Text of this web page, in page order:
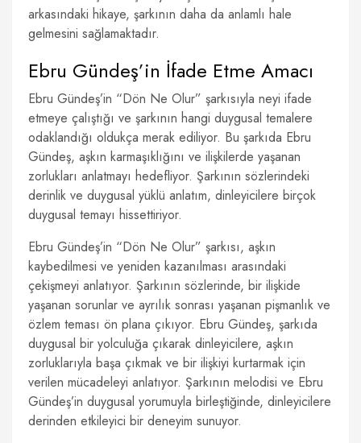
arkasındaki hikaye, şarkının daha da anlamlı hale
gelmesini sağlamaktadır.
Ebru Gündeş’in İfade Etme Amacı
Ebru Gündeş’in “Dön Ne Olur” şarkısıyla neyi ifade
etmeye çalıştığı ve şarkının hangi duygusal temalere
odaklandığı oldukça merak ediliyor. Bu şarkıda Ebru
Gündeş, aşkın karmaşıklığını ve ilişkilerde yaşanan
zorlukları anlatmayı hedefliyor. Şarkının sözlerindeki
derinlik ve duygusal yüklü anlatım, dinleyicilere birçok
duygusal temayı hissettiriyor.
Ebru Gündeş’in “Dön Ne Olur” şarkısı, aşkın
kaybedilmesi ve yeniden kazanılması arasındaki
çekişmeyi anlatıyor. Şarkının sözlerinde, bir ilişkide
yaşanan sorunlar ve ayrılık sonrası yaşanan pişmanlık ve
özlem teması ön plana çıkıyor. Ebru Gündeş, şarkıda
duygusal bir yolculuğa çıkarak dinleyicilere, aşkın
zorluklarıyla başa çıkmak ve bir ilişkiyi kurtarmak için
verilen mücadeleyi anlatıyor. Şarkının melodisi ve Ebru
Gündeş’in duygusal yorumuyla birleştiğinde, dinleyicilere
derinden etkileyici bir deneyim sunuyor.